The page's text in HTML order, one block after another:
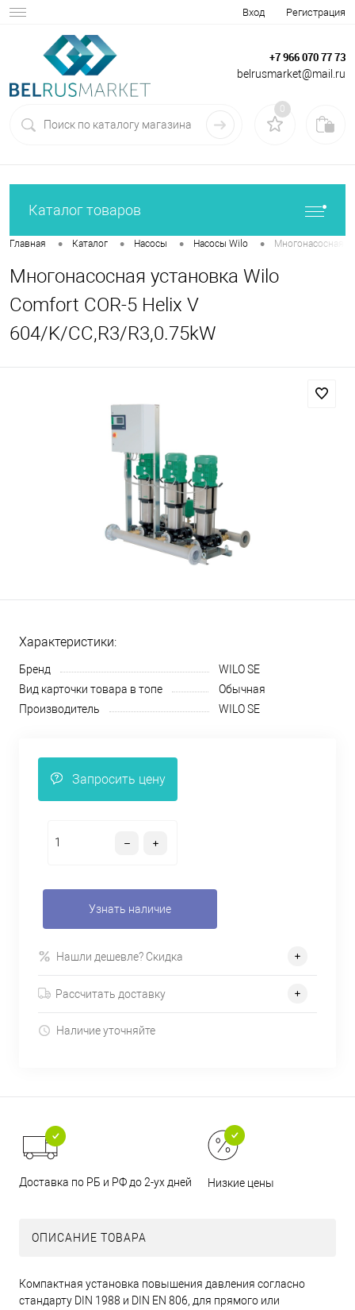
Вход Регистрация
+7 966 070 77 73
belrusmarket@mail.ru
0
Каталог товаров
Главная • Каталог • Насосы • Насосы Wilo • Многонасосная
Многонасосная установка Wilo
Comfort COR-5 Helix V
604/K/CC,R3/R3,0.75kW
Характеристики:
Бренд
WILO SE
Вид карточки товара в топе
Обычная
Производитель
WILO SE
Запросить цену
Узнать наличие
Нашли дешевле? Скидка
Рассчитать доставку
Наличие уточняйте
Доставка по РБ и РФ до 2-ух дней Низкие цены
ОПИСАНИЕ ТОВАРА
Компактная установка повышения давления согласно
стандарту DIN 1988 и DIN EN 806, для прямого или